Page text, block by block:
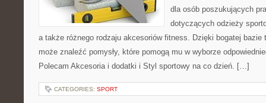
dla osób poszukujących
dotyczących odzieży
a także różnego rodzaju akcesoriów fitness. Dzięki bogatej
może znaleźć pomysły, które pomogą mu w wyborze
Polecam Akcesoria i dodatki i Styl sportowy na co dzień. […]
CATEGORIES: SPORT